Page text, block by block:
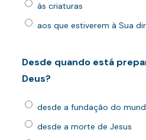
às criaturas
aos que estiverem à Sua
Desde quando está
Deus?
desde a fundação do
desde a morte de Jesus